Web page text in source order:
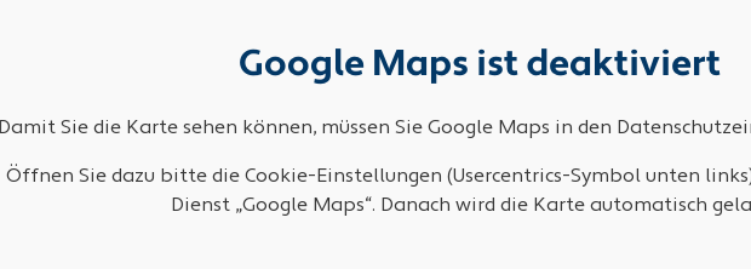
Google Maps ist deaktiviert
Damit Sie die Karte sehen können, müssen Sie Google Maps in den
Öffnen Sie dazu bitte die Cookie-Einstellungen (Usercentrics-Symbol unten
Dienst „Google Maps“. Danach wird die Karte automatisch